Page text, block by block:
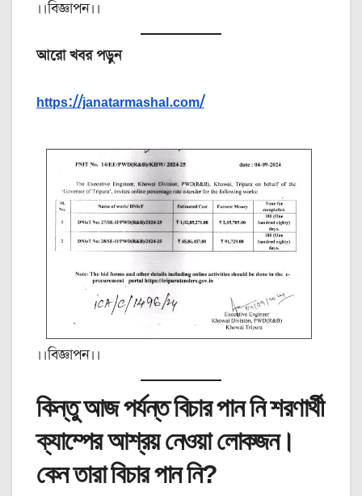
।।বিজ্ঞাপন।।
আরো খবর পড়ুন
https://janatarmashal.com/
।।বিজ্ঞাপন।।
কিন্তু আজ পর্যন্ত বিচার পান নি শরণার্থী
ক্যাম্পের আশ্রয় নেওয়া লোকজন।
কেন তারা বিচার পান নি?